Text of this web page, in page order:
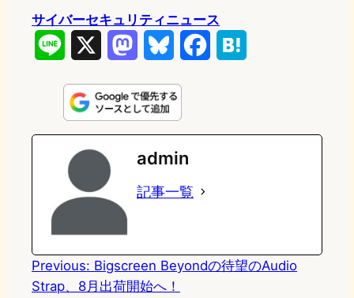
サイバーセキュリティニュース
n
e
s
t
o
d
n
u
e
s
k
e
k
e
admin
記事一覧
Previous: Bigscreen Beyondの待望のAudio
Strap、8月出荷開始へ！